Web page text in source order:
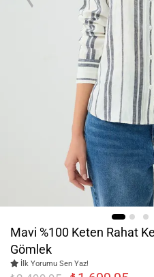
Mavi %100 Keten Rahat
Gömlek
İlk Yorumu Sen Yaz!